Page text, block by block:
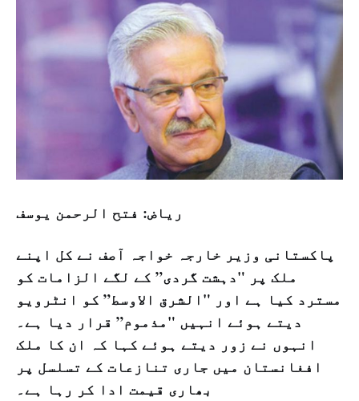
ریاض: فتح الرحمن یوسف
پاکستانی وزیر خارجہ خواجہ آصف نے کل اپنے
ملک پر "دہشت گردی” کے لگے الزامات کو
مسترد کیا ہے اور "الشرق الاوسط” کو انٹرویو
دیتے ہوئے انہیں "مذموم” قرار دیا ہے۔
انہوں نے زور دیتے ہوئے کہا کہ ان کا ملک
افغانستان میں جاری تنازعات کے تسلسل پر
بھاری قیمت ادا کر رہا ہے۔